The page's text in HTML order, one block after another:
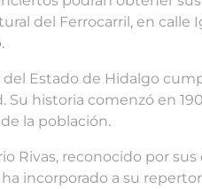
del Ferrocarril, en
Estado de Hidalgo
historia comenzó en
la población.
reconocido por sus
incorporado a su